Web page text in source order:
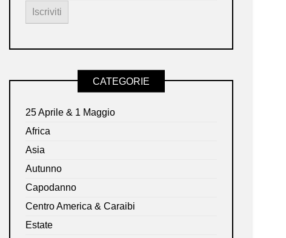
CATEGORIE
25 Aprile & 1 Maggio
Africa
Asia
Autunno
Capodanno
Centro America & Caraibi
Estate